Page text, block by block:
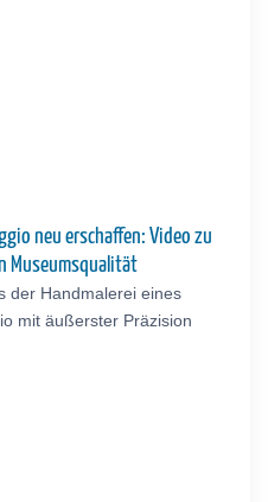
neu erschaffen: Video zu
Museumsqualität
der Handmalerei eines
mit äußerster Präzision